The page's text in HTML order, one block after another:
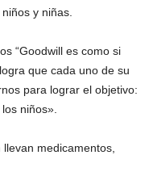
y niñas.
“Goodwill es como si
que cada uno de su
para lograr el objetivo:
niños».
medicamentos,